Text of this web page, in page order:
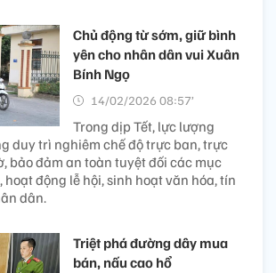
Chủ động từ sớm, giữ bình
yên cho nhân dân vui Xuân
Bính Ngọ
14/02/2026 08:57’
Trong dịp Tết, lực lượng
duy trì nghiêm chế độ trực ban, trực
bảo đảm an toàn tuyệt đối các mục
động lễ hội, sinh hoạt văn hóa, tín
dân.
Triệt phá đường dây mua
bán, nấu cao hổ